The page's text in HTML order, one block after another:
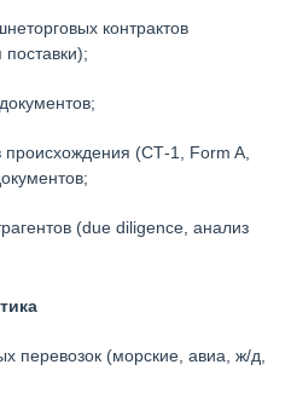
контрактов
(СТ-1, Form A,
(due diligence, анализ
перевозок (морские, авиа, ж/д,